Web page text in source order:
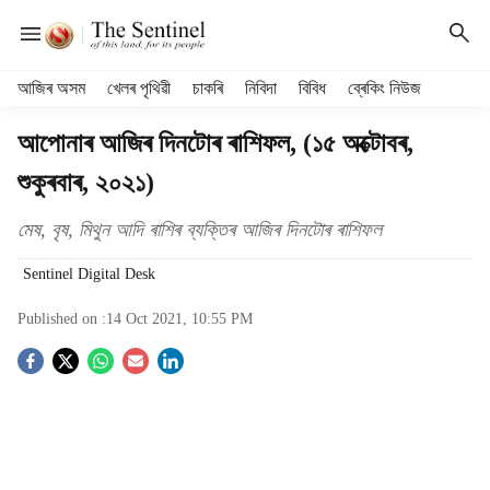
আজিৰ অসম খেলৰ পৃথিৱী চাকৰি নিবিদা বিবিধ ব্ৰেকিং নিউজ
আপোনাৰ আজিৰ দিনটোৰ ৰাশিফল, (১৫ অক্টোবৰ,
শুকুৰবাৰ, ২০২১)
মেষ, বৃষ, মিথুন আদি ৰাশিৰ ব্যক্তিৰ আজিৰ দিনটোৰ ৰাশিফল
Sentinel Digital Desk
Published on :14 Oct 2021, 10:55 PM
S